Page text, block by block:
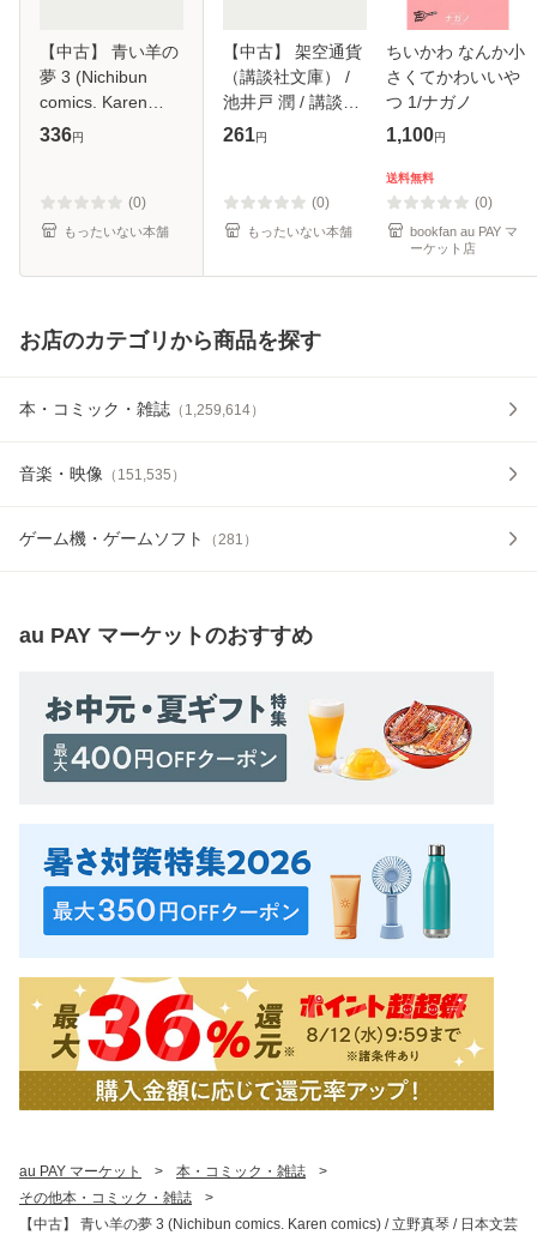
【中古】 青い羊の
夢 3 (Nichibun
comics. Karen
comics) / 立野真琴
料無料】
336円
(0)
もったいない本舗
【中古】 架空通貨
（講談社文庫） /
池井戸 潤 / 講談社
[文庫]【メール便送
261円
(0)
もったいない本舗
ちいかわ なんか小
さくてかわいいや
つ 1/ナガノ
1,100円
送料無料
(0)
bookfan au PAY マ
ーケット店
お店のカテゴリから商品を探す
本・コミック・雑誌 （ 1,259,614）
音楽・映像 （ 151,535 ）
ゲーム機・ゲームソフト （281 ）
au PAY マーケットのおすすめ
au PAY マーケット > 本・コミック・雑誌
>
その他本・コミック・雑誌
>
【中古】 青い羊の夢 3 (Nichibun comics. Karen comics) / 立野真琴 / 日本文芸